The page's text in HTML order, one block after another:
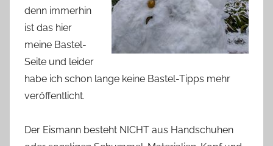
denn immerhin
ist das hier
meine Bastel-
Seite und leider
habe ich schon lange keine Bastel-Tipps mehr
veröffentlicht.
Der Eismann besteht NICHT aus Handschuhen